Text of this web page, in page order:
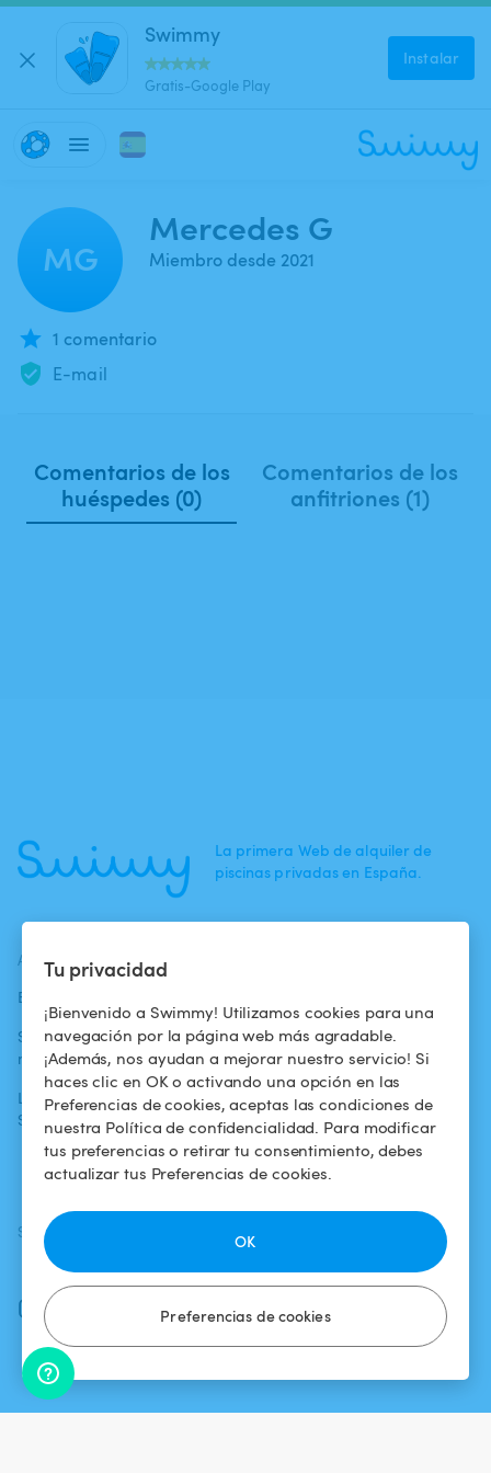
Tu privacidad
¡Bienvenido a Swimmy! Utilizamos cookies para una
navegación por la página web más agradable.
¡Además, nos ayudan a mejorar nuestro servicio! Si
haces clic en OK o activando una opción en las
Preferencias de cookies, aceptas las condiciones de
nuestra Política de confidencialidad. Para modificar
tus preferencias o retirar tu consentimiento, debes
actualizar tus Preferencias de cookies.
Preferencias de cookies
OK
Swimmy
Gratis-Google Play
Instalar
MG
Mercedes G
Miembro desde 2021
1 comentario
E-mail
Comentarios de los
huéspedes (0)
Comentarios de los
anfitriones (1)
La primera Web de alquiler de
piscinas privadas en España.
ACTUALIDADES
Blog
Swimmy en los
medios
La aventura
Swimmy
Para los
propietarios
Alquilar mi
piscina
¿Cómo funciona?
Condiciones de
uso
Política de
confidencialidad
Aviso legal
SÍGUENOS
Facebook
Instagram